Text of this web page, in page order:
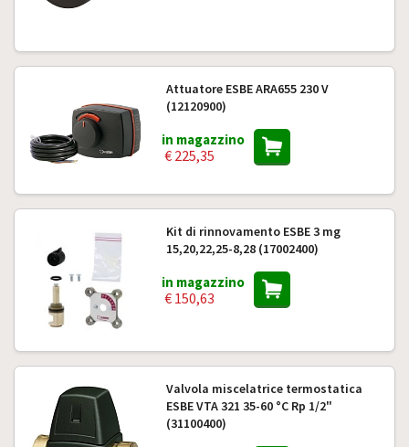
Attuatore ESBE ARA655 230 V
(12120900)
in magazzino
€ 225,35
Kit di rinnovamento ESBE 3 mg
15,20,22,25-8,28 (17002400)
in magazzino
€ 150,63
Valvola miscelatrice termostatica
ESBE VTA 321 35-60 °C Rp 1/2"
(31100400)